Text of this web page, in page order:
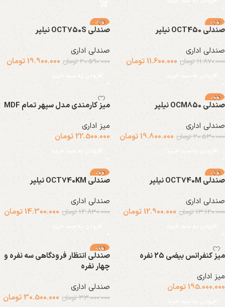
-2%
صندلی OCT450 نیلپر
صندلی اداری
11.870.000تومان 11.600.000تومان
افزودن به سبد خرید
-3%
صندلی OCT750S نیلپر
صندلی اداری
20.590.000تومان 19.900.000تومان
افزودن به سبد خرید
-4%
صندلی OCM850 نیلپر
صندلی اداری
20.530.000تومان 19.800.000تومان
افزودن به سبد خرید
میز کارمندی مدل سپهر تمام MDF
میز اداری
22.500.000تومان
افزودن به سبد خرید
-2%
صندلی OCT740M نیلپر
صندلی اداری
13.120.000تومان 12.900.000تومان
افزودن به سبد خرید
-4%
صندلی OCT740KM نیلپر
صندلی اداری
14.830.000تومان 14.300.000تومان
افزودن به سبد خرید
میز کنفرانس بیضی 25 نفره
میز اداری
195.000.000تومان
افزودن به سبد خرید
-8%
صندلی انتظار فرودگاهی سه نفره و
چهار نفره
صندلی اداری
33.000.000تومان 30.500.000تومان